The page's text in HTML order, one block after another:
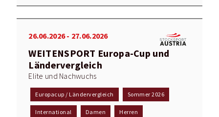
26.06.2026 - 27.06.2026
WEITENSPORT Europa-Cup und
Ländervergleich
Elite und Nachwuchs
Europacup / Ländervergleich Sommer 2026
International Damen Herren